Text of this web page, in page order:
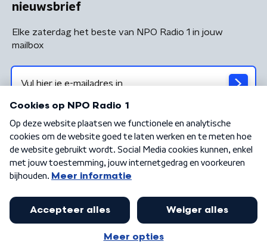
nieuwsbrief
Elke zaterdag het beste van NPO Radio 1 in jouw
mailbox
Algemene voorwaarden